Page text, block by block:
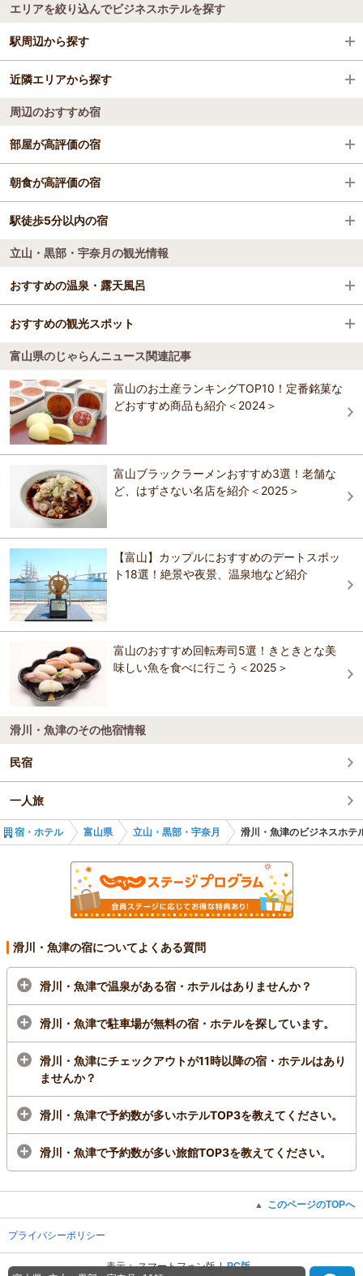
全国のビジネスホテル
立山・黒部・宇奈月
エリアを絞り込んでビジネスホテルを探す
駅周辺から探す
魚津駅
電鉄魚津駅
近隣エリアから探す
宇奈月・黒部
周辺のおすすめ宿
部屋が高評価の宿
グリーンビュー立山
ホテルアクア黒部
立山黒部アルペンルート 和みの宿 千寿荘
黒部峡谷トロッコ電車駅前 フィール宇奈月
立山吉峰温泉 立山グリーンパーク吉峰
黒部・宇奈月温泉 やまのは（オリックスホテルズ
＆リゾーツ ）
バーデン明日
富山県 立山荘
黒部・宇奈月温泉 桃源 9つの湯めぐりと北陸の
朝食が高評価の宿
立山黒部アルペンルート 和みの宿 千寿荘
黒部峡谷トロッコ電車駅前 フィール宇奈月
立山吉峰温泉 立山グリーンパーク吉峰
黒部・宇奈月温泉 やまのは（オリックスホテルズ
＆リゾーツ ）
バーデン明日
富山県 立山荘
黒部・宇奈月温泉 桃源 9つの湯めぐりと北陸の
料理自慢
人気の露天付客室と富山の旬菜美味 宇奈月温泉
サン柳亭
つるぎ恋月
駅徒歩5分以内の宿
グリーンビュー立山
ホテルアクア黒部
立山黒部アルペンルート 和みの宿 千寿荘
黒部峡谷トロッコ電車駅前 フィール宇奈月
料理旅館有磯
かしはら館
黒部・宇奈月温泉 やまのは（オリックスホテルズ
＆リゾーツ ）
黒部・宇奈月温泉 桃源 9つの湯めぐりと北陸の
料理自慢
サン柳亭
大江戸温泉物語 宇奈月グランドホテル
立山・黒部・宇奈月の観光情報
おすすめの温泉・露天風呂
北山鉱泉
魚津市の山間盆地に湧く温泉。その歴史は古く慶応３年、当村の仁右
衛門が悪夢により神社の下から湧出する水で瀕死の妻を救ったことが
元と伝えられそれ以来、神の霊験とその効能が伝えられる評判の霊
泉。魚津漁港も近く、四季折々の海の幸山の幸が味わえる。
おすすめの温泉・露天風呂ガイドを見る
おすすめの観光スポット
魚津埋没林博物館
3.9
魚津埋没林博物館は、「埋没林」と「蜃気楼」富山湾の二つのふしぎ
に出会える博物館です。 埋没林…約2000年前、河川氾濫と海面上昇が
複合して埋没したスギ原生林跡。魚津港建設時に多数出土し、現在も
周辺一帯に埋蔵されている。大型のものは幹部分の直径２ｍ、樹齢500
年以上と推定される。博物館敷地の一部は、埋没林包蔵地として国の
特別天然記念物に指定されている。 蜃気楼…温度差のある大気層の間
で屈折した光が見せる現象。10?20ｋｍほど離れた風景などが引き伸ば
され、あるいは反転した虚像を伴って見える。春に見られる上位蜃気
楼は変化に富み、発生回数も限られる。魚津は江戸時代以前から蜃気
楼の名所として知られ、文献にも残されている。 館内には、カフェ
だわったスイーツが楽しめる。 【料金】 大人: 640円 令和2年4月1日よ
り改定 中学生: 260円 （土、日、祝日は無料） 小学生: 260円 （土、
日、祝日は無料） 【規模】入館者数（年間）：50,000人
富山県のじゃらんニュース関連記事
富山のお土産ランキングTOP10！定番銘菓な
どおすすめ商品も紹介＜2024＞
富山ブラックラーメンおすすめ3選！老舗な
ど、はずさない名店を紹介＜2025＞
【富山】カップルにおすすめのデートスポッ
ト18選！絶景や夜景、温泉地など紹介
富山のおすすめ回転寿司5選！きときとな美
味しい魚を食べに行こう＜2025＞
滑川・魚津のその他宿情報
民宿
一人旅
宿・ホテル 富山県 立山・黒部・宇奈月 滑川・魚津のビジネスホテ
滑川・魚津の宿についてよくある質問
滑川・魚津で温泉がある宿・ホテルはありませんか？
滑川・魚津で駐車場が無料の宿・ホテルを探しています。
滑川・魚津にチェックアウトが11時以降の宿・ホテルはあり
ませんか？
滑川・魚津で予約数が多いホテルTOP3を教えてください。
滑川・魚津で予約数が多い旅館TOP3を教えてください。
▲ このページのTOPへ
プライバシーポリシー
表示： スマートフォン版 PC版